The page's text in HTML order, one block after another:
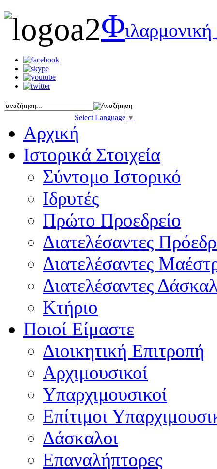
Φιλαρμονική
Select Language ▼
Αρχική
Ιστορικά Στοιχεία
Σύντομο Ιστορικό
Ιδρυτές
Πρώτο Προεδρείο
Διατελέσαντες
Διατελέσαντες
Διατελέσαντες
Κτήριο
Ποιοί Είμαστε
Διοικητική Επιτροπή
Aρχιμουσικοί
Υπαρχιμουσικοί
Επίτιμοι
Δάσκαλοι
Επαναλήπτορες